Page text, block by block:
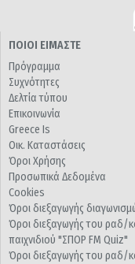
ΠΟΙΟΙ ΕΙΜΑΣΤΕ
Πρόγραμμα
Συχνότητες
Δελτία τύπου
Επικοινωνία
Greece Is
Οικ. Καταστάσεις
Όροι Χρήσης
Προσωπικά Δεδομένα
Cookies
Όροι διεξαγωγής
Όροι διεξαγωγής του ραδ/
παιχνιδιού "ΣΠΟΡ FM Quiz"
Όροι διεξαγωγής του ραδ/